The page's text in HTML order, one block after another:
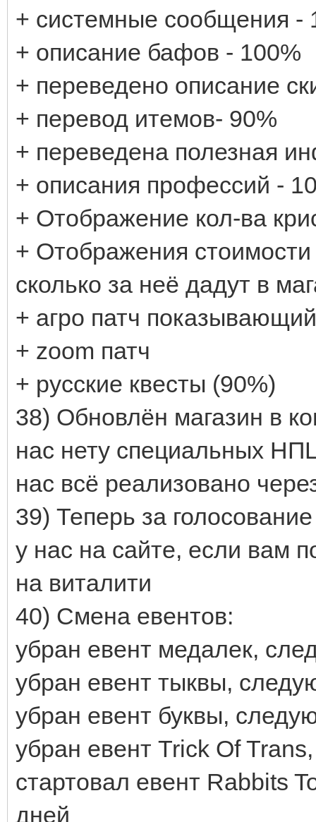
+ системные сообщения -
+ описание бафов - 100%
+ переведено описание
+ перевод итемов- 90%
+ переведена полезная
+ описания профессий -
+ Отображение кол-ва
+ Отображения
сколько за неё дадут в
+ агро патч
+ zoom патч
+ русские квесты (90%)
38) Обновлён магазин в
нас нету специальных
нас всё реализовано
39) Теперь за
у нас на сайте, если вам
на виталити
40) Смена евентов:
убран евент медалек,
убран евент тыквы,
убран евент буквы,
убран евент Trick Of
стартовал евент Rabbits
дней